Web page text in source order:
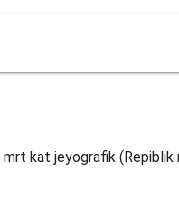
kat jeyografik (Repiblik